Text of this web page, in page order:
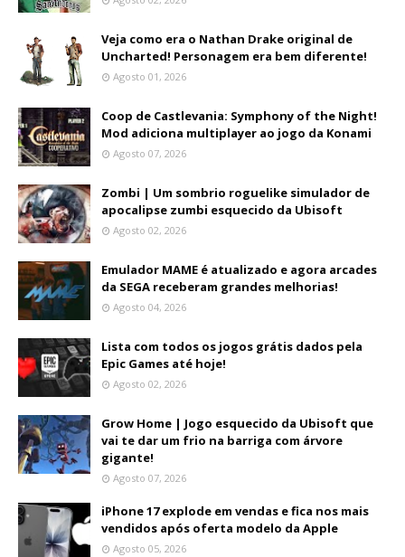
Veja como era o Nathan Drake original de
Uncharted! Personagem era bem diferente!
Agosto 01, 2026
Coop de Castlevania: Symphony of the Night!
Mod adiciona multiplayer ao jogo da Konami
Agosto 07, 2026
Zombi | Um sombrio roguelike simulador de
apocalipse zumbi esquecido da Ubisoft
Agosto 02, 2026
Emulador MAME é atualizado e agora arcades
da SEGA receberam grandes melhorias!
Agosto 04, 2026
Lista com todos os jogos grátis dados pela
Epic Games até hoje!
Agosto 02, 2026
Grow Home | Jogo esquecido da Ubisoft que
vai te dar um frio na barriga com árvore
gigante!
Agosto 07, 2026
iPhone 17 explode em vendas e fica nos mais
vendidos após oferta modelo da Apple
Agosto 05, 2026